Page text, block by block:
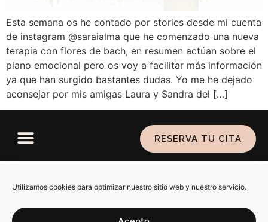
Utilizamos cookies para optimizar nuestro sitio web y nuestro servicio.
Esta semana os he contado por stories desde mi cuenta
de instagram @saraialma que he comenzado una nueva
terapia con flores de bach, en resumen actúan sobre el
plano emocional pero os voy a facilitar más información
ya que han surgido bastantes dudas. Yo me he dejado
aconsejar por mis amigas Laura y Sandra del […]
RESERVA TU CITA
cookies